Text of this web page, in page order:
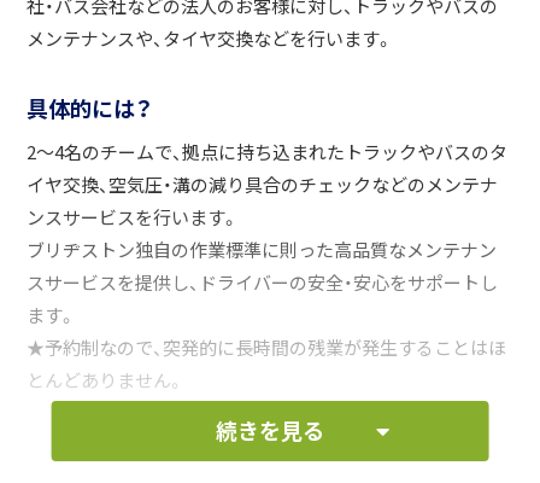
社・バス会社などの法人のお客様に対し、トラックやバスの
メンテナンスや、タイヤ交換などを行います。
具体的には？
2～4名のチームで、拠点に持ち込まれたトラックやバスのタ
イヤ交換、空気圧・溝の減り具合のチェックなどのメンテナ
ンスサービスを行います。
ブリヂストン独自の作業標準に則った高品質なメンテナン
スサービスを提供し、ドライバーの安全・安心をサポートし
ます。
★予約制なので、突発的に長時間の残業が発生することはほ
とんどありません。
お仕事の一例として、以下のような業務を想定し
続きを見る